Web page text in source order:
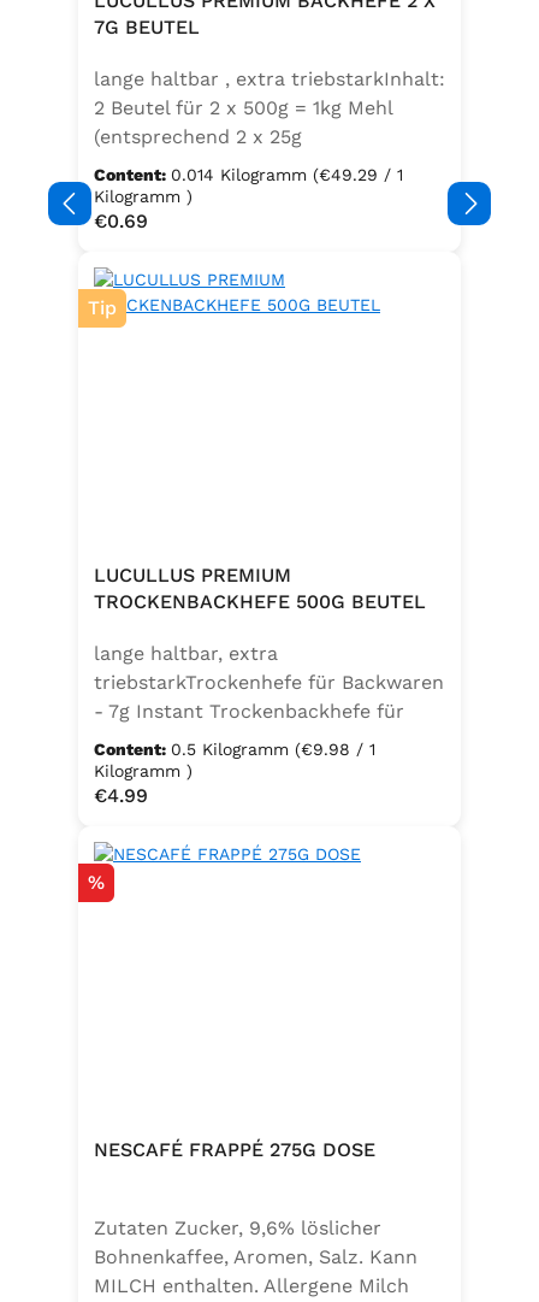
Speisefettsäuren, Folsäure,
Sellerie enthalten.
7G BEUTEL
lange haltbar , extra triebstarkInhalt:
2 Beutel für 2 x 500g = 1kg Mehl
(entsprechend 2 x 25g
Frischhefe)Zutaten: Trockenbackhefe
, Emulgator E491 (Unter
Schutzatmosphäre verpackt)
Content: 0.014 Kilogramm (€49.29 / 1
Kilogramm )
Regular price:
€0.69
Tip
LUCULLUS PREMIUM
TROCKENBACKHEFE 500G BEUTEL
lange haltbar, extra
triebstarkTrockenhefe für Backwaren
- 7g Instant Trockenbackhefe für
500g Weizenmehl, entspricht 25g
FrischhefeZutaten: Trockenbackhefe,
Emulgator Sorbitanmonostearat
Content: 0.5 Kilogramm (€9.98 / 1
Kilogramm )
Regular price:
€4.99
Discount
%
NESCAFÉ FRAPPÉ 275G DOSE
Zutaten Zucker, 9,6% löslicher
Bohnenkaffee, Aromen, Salz. Kann
MILCH enthalten. Allergene Milch